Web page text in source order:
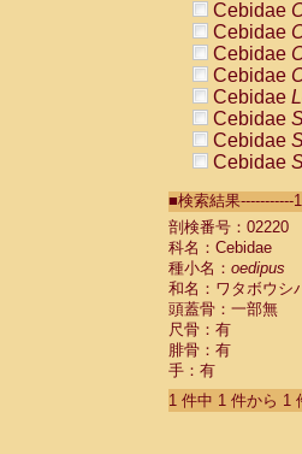
Cebidae
Cebidae
Cebidae
Cebidae
Cebidae
Cebidae
Cebidae
Cebidae
Cebidae
Cebidae
Cebidae
Cebidae
Cebidae
Cebidae
Cebidae
Cebidae
Cebidae
Cebidae
■検索結果-----------
剖検番号：02220
科名：Cebidae
種小名： oedipus
和名：ワタボウシ
頭蓋骨：一部無
尺骨：有
腓骨：有
手：有
1 件中 1 件から 1